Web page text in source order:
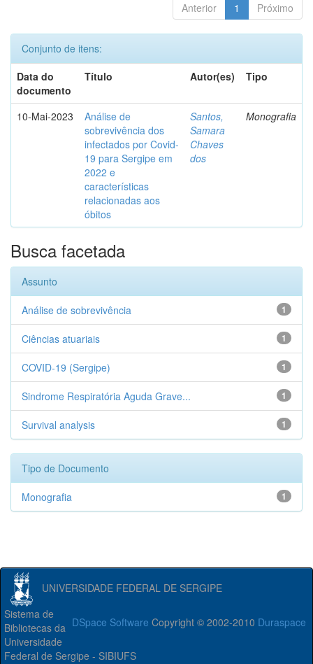
Anterior 1 Próximo
Conjunto de itens:
Data do
documento
Título Autor(es) Tipo
10-Mai-2023
Análise de
sobrevivência dos
infectados por Covid-
19 para Sergipe em
2022 e
características
relacionadas aos
óbitos
Santos,
Samara
Chaves
dos
Monografia
Busca facetada
Assunto
1
Análise de sobrevivência
1
Ciências atuariais
1
COVID-19 (Sergipe)
1
Sindrome Respiratória Aguda Grave...
1
Survival analysis
Tipo de Documento
1
Monografia
UNIVERSIDADE FEDERAL DE SERGIPE
DSpace Software Copyright © 2002-2010 Duraspace
Sistema de
Bibliotecas da
Universidade
Federal de Sergipe - SIBIUFS